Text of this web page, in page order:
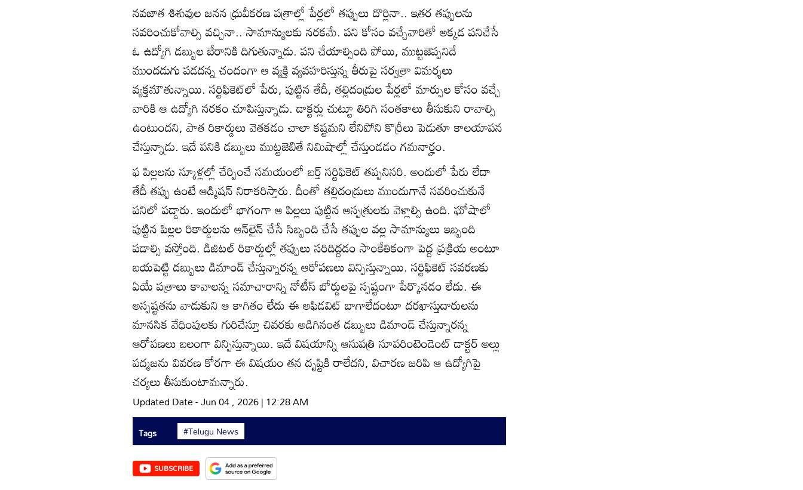
నవజాత శిశువుల జనన ధ్రువీకరణ పత్రాల్లో పేర్లలో తప్పులు దొర్లినా.. ఇతర తప్పులను
సవరించుకోవాల్సి వచ్చినా.. సామాన్యులకు నరకమే. పని కోసం వచ్చేవారితో అక్కడ పనిచేసే
ఓ ఉద్యోగి డబ్బుల బేరానికి దిగుతున్నాడు. పని చేయాల్సింది పోయి, ముట్టజెప్పనిదే
ముందడుగు పడదన్న చందంగా ఆ వ్యక్తి వ్యవహరిస్తున్న తీరుపై సర్వత్రా విమర్శలు
వ్యక్తమౌతున్నాయి. సర్టిఫికెట్‌లో పేరు, పుట్టిన తేదీ, తల్లిదండ్రుల పేర్లలో మార్పుల కోసం వచ్చే
వారికి ఆ ఉద్యోగి నరకం చూపిస్తున్నాడు. డాక్టర్లు చుట్టూ తిరిగి సంతకాలు తీసుకుని రావాల్సి
ఉంటుందని, పాత రికార్డులు వెతకడం చాలా కష్టమని లేనిపోని కొర్రీలు పెడుతూ కాలయాపన
చేస్తున్నాడు. ఇదే పనికి డబ్బులు ముట్టజెబితే నిమిషాల్లో చేస్తుండడం గమనార్హం.
ఫ పిల్లలను స్కూళ్లల్లో చేర్పించే సమయంలో బర్త్‌ సర్టిఫికెట్‌ తప్పనిసరి. అందులో పేరు లేదా
తేదీ తప్పు ఉంటే ఆడ్మిషన్‌ నిరాకరిస్తారు. దీంతో తల్లిదండ్రులు ముందుగానే సవరించుకునే
పనిలో పడ్డారు. ఇందులో భాగంగా ఆ పిల్లలు పుట్టిన ఆస్పత్రులకు వెళ్లాల్సి ఉంది. ఘోషాలో
పుట్టిన పిల్లల రికార్డులను ఆన్‌లైన్‌ చేసే సిబ్బంది చేసే తప్పుల వల్ల సామాన్యులు ఇబ్బంది
పడాల్సి వస్తోంది. డిజిటల్‌ రికార్డుల్లో తప్పులు సరిదిద్దడం సాంకేతికంగా పెద్ద ప్రక్రియ అంటూ
బయపెట్టి డబ్బులు డిమాండ్‌ చేస్తున్నారన్న ఆరోపణలు విన్పిస్తున్నాయి. సర్టిఫికెట్‌ సవరణకు
ఏయే పత్రాలు కావాలన్న సమాచారాన్ని నోటీస్‌ బోర్డులపై స్పష్టంగా పేర్కొనడం లేదు. ఈ
అస్పష్టతను వాడుకుని ఆ కాగితం లేదు ఈ అఫిడవిట్‌ బాగాలేదంటూ దరఖాస్తుదారులను
మానసిక వేధింపులకు గురిచేస్తూ చివరకు అడిగినంత డబ్బులు డిమాండ్‌ చేస్తున్నారన్న
ఆరోపణలు బలంగా విన్పిస్తున్నాయి. ఇదే విషయాన్ని ఆసుపత్రి సూపరింటెండెంట్‌ డాక్టర్‌ అల్లు
పద్మజను వివరణ కోరగా ఈ విషయం తన దృష్టికి రాలేదని, విచారణ జరిపి ఆ ఉద్యోగిపై
చర్యలు తీసుకుంటామన్నారు.
Updated Date - Jun 04 , 2026 | 12:28 AM
Tags #Telugu News
SUBSCRIBE